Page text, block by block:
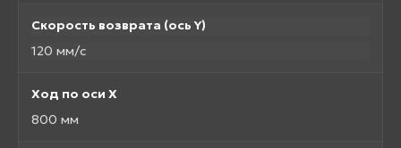
Скорость возврата (ось Y)
120 мм/с
Ход по оси X
800 мм